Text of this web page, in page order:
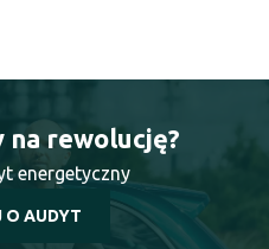
na rewolucję?
energetyczny
O AUDYT